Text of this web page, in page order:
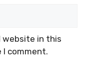
website in this
comment.